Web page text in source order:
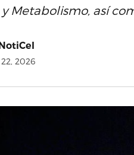
Metabolismo, así
2026